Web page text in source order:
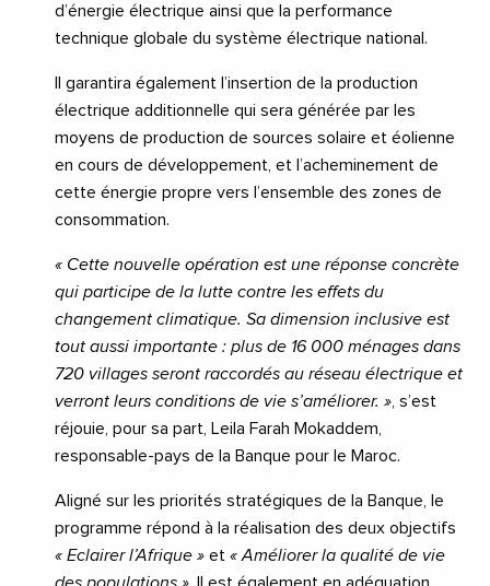
d’énergie électrique ainsi que la performance
technique globale du système électrique national.
Il garantira également l’insertion de la production
électrique additionnelle qui sera générée par les
moyens de production de sources solaire et éolienne
en cours de développement, et l’acheminement de
cette énergie propre vers l’ensemble des zones de
consommation.
« Cette nouvelle opération est une réponse concrète
qui participe de la lutte contre les effets du
changement climatique. Sa dimension inclusive est
tout aussi importante : plus de 16 000 ménages dans
720 villages seront raccordés au réseau électrique et
verront leurs conditions de vie s’améliorer. » , s’est
réjouie, pour sa part, Leila Farah Mokaddem,
responsable-pays de la Banque pour le Maroc.
Aligné sur les priorités stratégiques de la Banque, le
programme répond à la réalisation des deux objectifs
« Eclairer l’Afrique » et « Améliorer la qualité de vie